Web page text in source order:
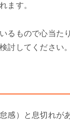
ます。
るもので心当た
討してください。
感）と息切れが